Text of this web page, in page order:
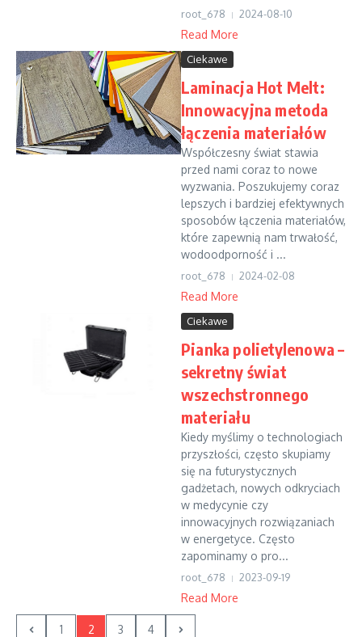
root_678 2024-08-10
Read More
Ciekawe
Laminacja Hot Melt:
Innowacyjna metoda
łączenia materiałów
Współczesny świat stawia
przed nami coraz to nowe
wyzwania. Poszukujemy coraz
lepszych i bardziej efektywnych
sposobów łączenia materiałów,
które zapewnią nam trwałość,
wodoodporność i ...
root_678 2024-02-08
Read More
Ciekawe
Pianka polietylenowa –
sekretny świat
wszechstronnego
materiału
Kiedy myślimy o technologiach
przyszłości, często skupiamy
się na futurystycznych
gadżetach, nowych odkryciach
w medycynie czy
innowacyjnych rozwiązaniach
w energetyce. Często
zapominamy o pro...
root_678 2023-09-19
Read More
1 2 3 4